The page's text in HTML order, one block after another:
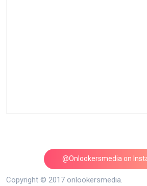
@Onlookersmedia on
Follow on
Copyright © 2017 onlookersmedia.